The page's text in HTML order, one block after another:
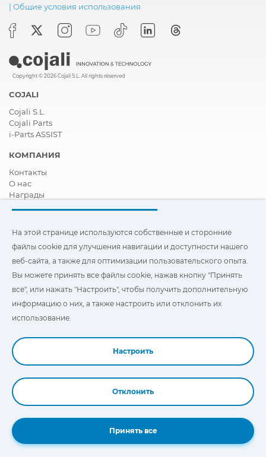
| Общие условия использования
Copyright © 2026 Cojali S.L. All rights reserved
COJALI
Cojali S.L.
Cojali Parts
i-Parts ASSIST
КОМПАНИЯ
Контакты
О нас
Награды
Стать дистрибьютором
Видео
FAQ - ЧАСТО ЗАДАВАЕМЫЕ ВОПРОСЫ
Чтобы улучшить навигацию и доступ, а также
оптимизировать взаимодействие с пользователем, на этом
сайте используются наши собственные и сторонние файлы
"Cookies". Вы можете нажать на
отказаться от их использования.
На этой странице используются собственные и сторонние
файлы cookie для улучшения навигации и доступности нашего
веб-сайта, а также для оптимизации пользовательского опыта.
Вы можете принять все файлы cookie, нажав кнопку "Принять
все", или нажать "Настроить", чтобы получить дополнительную
информацию о них, а также настроить или отклонить их
использование.
Настроить
Отклонить
Принять все